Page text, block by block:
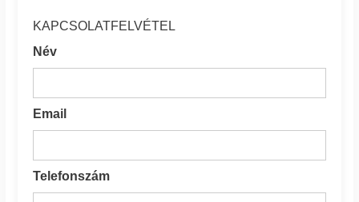
KAPCSOLATFELVÉTEL
Név
Email
Telefonszám